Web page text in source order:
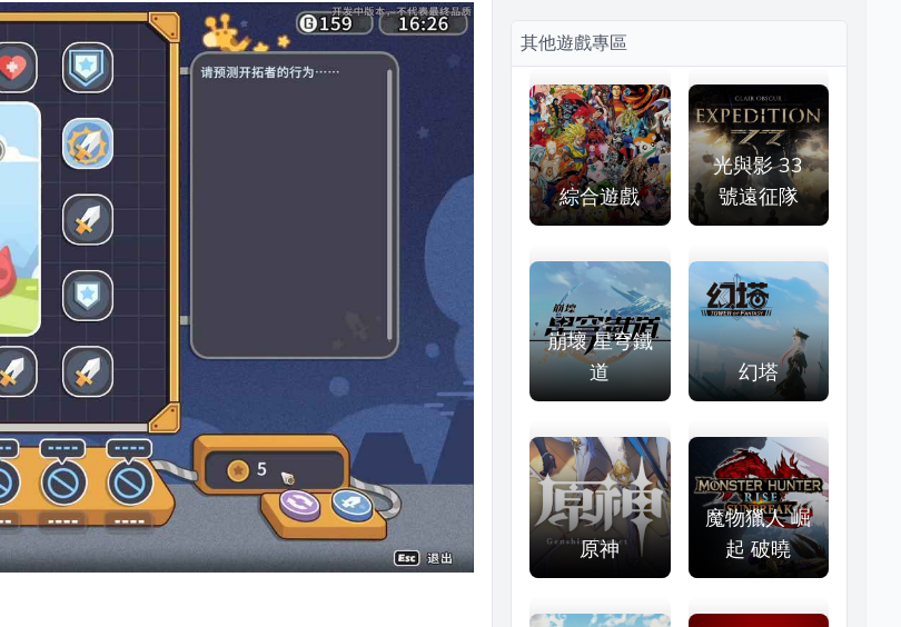
其他遊戲專區
綜合遊戲
光與影 33
號遠征隊
崩壞 星穹鐵
道
幻塔
原神
魔物獵人 崛
起 破曉